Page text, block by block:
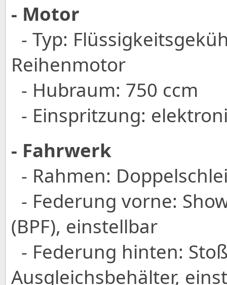
- Motor
- Typ:
Reihenmotor
- Hubraum: 750 ccm
- Einspritzung:
- Fahrwerk
- Rahmen:
- Federung vorne:
(BPF), einstellbar
- Federung hinten:
Ausgleichsbehälter,